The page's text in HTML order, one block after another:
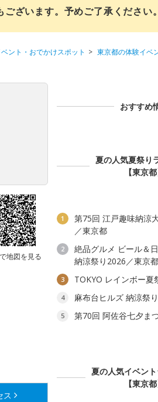
ざいます。予めご了承ください。
ント・おでかけスポット
東京都の体験イベ
地図を見る
ス
おすすめ
夏の人気夏祭り
【東京都
1
第75回 江戸趣味納涼
／東京都
2
絶品グルメ ビール＆
納涼祭り2026／東京都
3 TOKYO レインボー夏
4 麻布台ヒルズ 納涼祭
5
第70回 阿佐谷七夕ま
夏の人気イベン
【東京都